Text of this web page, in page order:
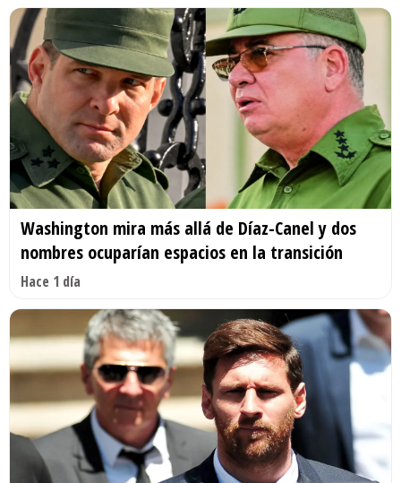
Washington mira más allá de Díaz-Canel y dos
nombres ocuparían espacios en la transición
Hace 1 día